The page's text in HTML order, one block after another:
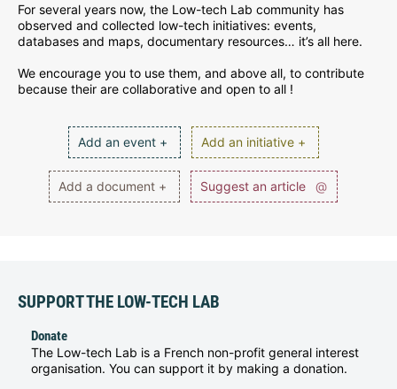
For several years now, the Low-tech Lab community has
observed and collected low-tech initiatives: events,
databases and maps, documentary resources… it’s all here.
We encourage you to use them, and above all, to contribute
because their are collaborative and open to all !
Add an event + Add an initiative +
Add a document + Suggest an article @
SUPPORT THE LOW-TECH LAB
Donate
The Low-tech Lab is a French non-profit general interest
organisation. You can support it by making a donation.